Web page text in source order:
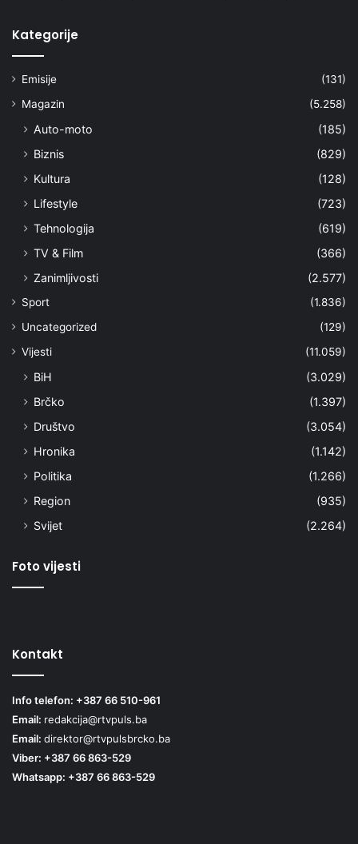
Kategorije
Emisije
(131)
Magazin
(5.258)
Auto-moto
(185)
Biznis
(829)
Kultura
(128)
Lifestyle
(723)
Tehnologija
(619)
TV & Film
(366)
Zanimljivosti
(2.577)
Sport
(1.836)
Uncategorized
(129)
Vijesti
(11.059)
BiH
(3.029)
Brčko
(1.397)
Društvo
(3.054)
Hronika
(1.142)
Politika
(1.266)
Region
(935)
Svijet
(2.264)
Foto vijesti
Kontakt
Info telefon: +387 66 510-961
Email: redakcija@rtvpuls.ba
Email: direktor@rtvpulsbrcko.ba
Viber: +387 66 863-529
Whatsapp: +387 66 863-529